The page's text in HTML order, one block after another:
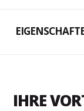
IHRE